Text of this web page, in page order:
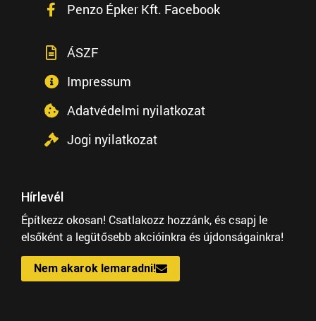
Penzo Épker Kft. Facebook
ÁSZF
Impressum
Adatvédelmi nyilatkozat
Jogi nyilatkozat
Hírlevél
Építkezz okosan! Csatlakozz hozzánk, és csapj le
elsőként a legütősebb akcióinkra és újdonságainkra!
Nem akarok lemaradni!